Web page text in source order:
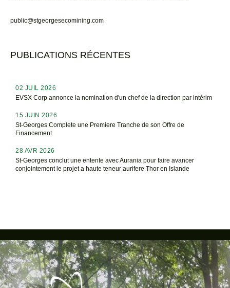
public@stgeorgesecomining.com
PUBLICATIONS RÉCENTES
02 JUIL 2026
EVSX Corp annonce la nomination d'un chef de la direction par intérim
15 JUIN 2026
St-Georges Complete une Premiere Tranche de son Offre de
Financement
28 AVR 2026
St-Georges conclut une entente avec Aurania pour faire avancer
conjointement le projet a haute teneur aurifere Thor en Islande